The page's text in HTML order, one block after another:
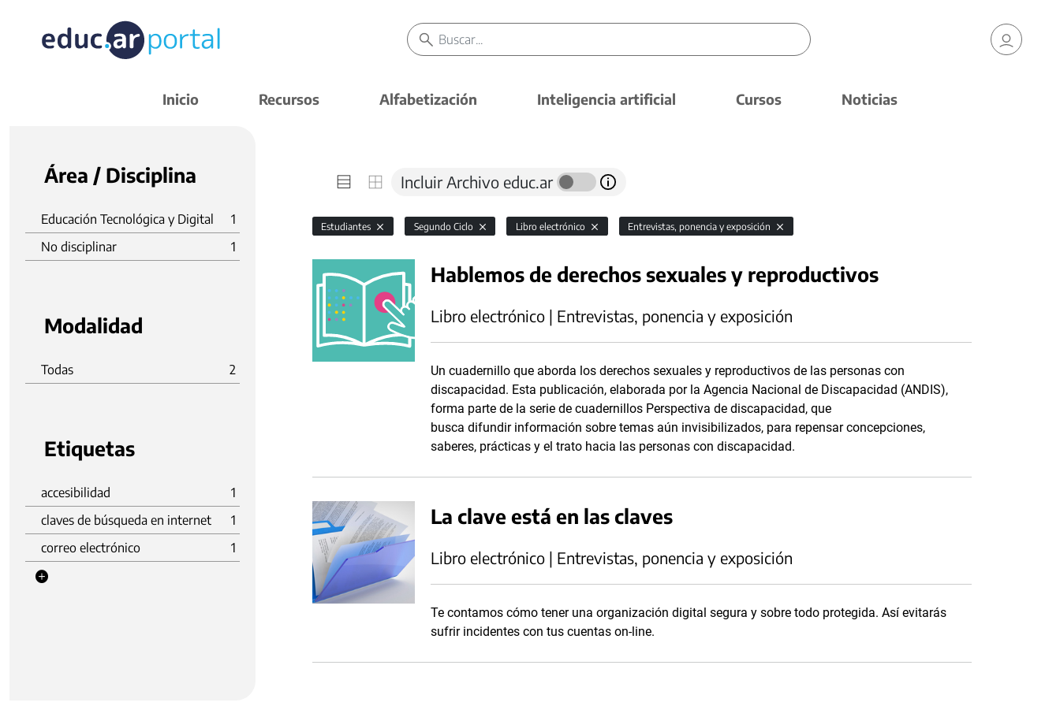
Inicio Recursos Alfabetización Inteligencia artificial Cursos Noticias
Área / Disciplina
Educación Tecnológica y Digital
1
No disciplinar
1
Modalidad
Todas 2
Etiquetas
accesibilidad
1
claves de búsqueda en internet
1
correo electrónico
1
Incluir Archivo educ.ar
Estudiantes Segundo Ciclo Libro electrónico Entrevistas, ponencia y exposición
Hablemos de derechos sexuales y reproductivos
Libro electrónico | Entrevistas, ponencia y exposición
Un cuadernillo que aborda los derechos sexuales y reproductivos de las personas con
discapacidad. Esta publicación, elaborada por la Agencia Nacional de Discapacidad (ANDIS),
forma parte de la serie de cuadernillos Perspectiva de discapacidad, que
busca difundir información sobre temas aún invisibilizados, para repensar concepciones,
saberes, prácticas y el trato hacia las personas con discapacidad.
La clave está en las claves
Libro electrónico | Entrevistas, ponencia y exposición
Te contamos cómo tener una organización digital segura y sobre todo protegida. Así evitarás
sufrir incidentes con tus cuentas on-line.